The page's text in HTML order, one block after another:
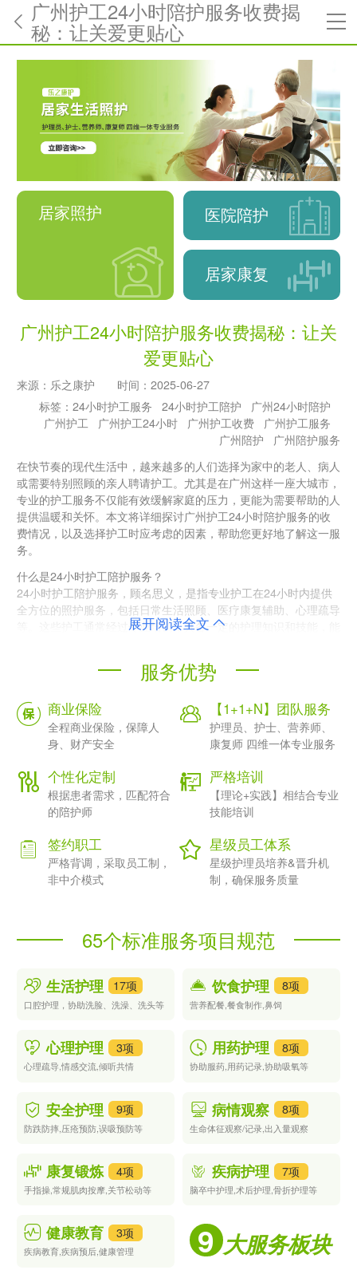
广州护工24小时陪护服务收费揭
秘：让关爱更贴心
居家照护 医院陪护
居家康复
广州护工24小时陪护服务收费揭秘：让关
爱更贴心
来源： 乐之康护 时间： 2025-06-27
标签：24小时护工服务 24小时护工陪护
广州24小时陪护
广州护工
广州护工24小时 广州护工收费
广州护工服务
广州陪护
广州陪护服务
在快节奏的现代生活中，越来越多的人们选择为家中的老人、病人
或需要特别照顾的亲人聘请护工。尤其是在广州这样一座大城市，
专业的护工服务不仅能有效缓解家庭的压力，更能为需要帮助的人
提供温暖和关怀。本文将详细探讨广州护工24小时陪护服务的收
费情况，以及选择护工时应考虑的因素，帮助您更好地了解这一服
务。
什么是24小时护工陪护服务？
24小时护工陪护服务，顾名思义，是指专业护工在24小时内提供
全方位的照护服务，包括日常生活照顾、医疗康复辅助、心理疏导
等。这些护工通常经过专业培训，具备一定的护理知识和技能，能
广州护工服务的类型
在广州，护工服务种类繁多，主要包括以下几个方面：
2.1 定制化陪护
根据客户的需求，为老人、病人提供个性化的陪护服务。这类服务
通常包括生活起居的照料，如喂饭、洗漱、换衣、如厕等。
2.2 医疗护理
一些护工具备基础的医疗知识，能够协助进行药物管理、伤口护
2.3 心理陪伴
部分护工还会提供心理陪伴服务，通过倾听和陪聊，减少患者的孤
广州的护工服务收费一般根据服务时长、服务内容、护工的专业程
度等因素而有所不同。以下是一些大致的收费标准：
3.1 按小时收费
一般情况下，广州的护工按小时收费，大致在20元到50元不等。
如：
普通护工：主要提供基础的生活照顾和陪伴，收费相对较低，约
资深护工：具备一定的医疗护理技能，能够提供专业护理服务，收
费可能在30元至50元/小时。
一些护工机构也提供按天收费的服务，通常为300元至500元，具
体价格会根据服务的内容和时长有所不同。
若需要长时间聘请护工，可以与机构签订长期合约，这样通常会享
受一定的折扣，平均每天的费用可能在300元至400元之间。
展开阅读全文
服务优势
商业保险
全程商业保险，保障人
身、财产安全
【1+1+N】团队服务
护理员、护士、营养师、
康复师 四维一体专业服务
个性化定制
根据患者需求，匹配符合
的陪护师
严格培训
【理论+实践】相结合专业
技能培训
签约职工
严格背调，采取员工制，
非中介模式
星级员工体系
星级护理员培养&晋升机
制，确保服务质量
65个标准服务项目规范
生活护理 17项
口腔护理，协助洗脸、洗澡、洗头等
饮食护理 8项
营养配餐,餐食制作,鼻饲
心理护理 3项
心理疏导,情感交流,倾听共情
用药护理 8项
协助服药,用药记录,协助吸氧等
安全护理 9项
防跌防摔,压疮预防,误吸预防等
病情观察 8项
生命体征观察/记录,出入量观察
康复锻炼 4项
手指操,常规肌肉按摩,关节松动等
疾病护理 7项
脑卒中护理,术后护理,骨折护理等
健康教育 3项
疾病教育,疾病预后,健康管理 9 大服务板块